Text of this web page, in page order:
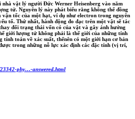
vật lý người Đức Werner Heisenberg vào năm
tử. Nguyên lý này phát biểu rằng không thể đồng
tốc của một hạt, ví dụ như electron trong nguyên
tố. Thứ nhất, hành động đo đạc trên một vật sẽ tác
đổi trạng thái vốn có của vật và gây ảnh hưởng
giới lượng tử không phải là thế giới của những tính
tính toán về xác suất, thếnên có một giới hạn cơ bản
trong những nỗ lực xác định các đặc tính (vị trí,
phy…-answered.html